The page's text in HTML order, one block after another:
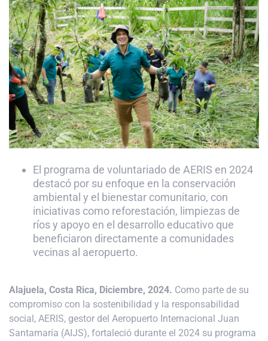
El programa de voluntariado de AERIS en 2024
destacó por su enfoque en la conservación
ambiental y el bienestar comunitario, con
iniciativas como reforestación, limpiezas de
ríos y apoyo en el desarrollo educativo que
beneficiaron directamente a comunidades
vecinas al aeropuerto.
Alajuela, Costa Rica, Diciembre, 2024. Como parte de su
compromiso con la sostenibilidad y la responsabilidad
social, AERIS, gestor del Aeropuerto Internacional Juan
Santamaría (AIJS), fortaleció durante el 2024 su programa